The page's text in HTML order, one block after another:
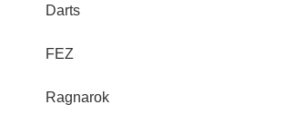
Darts
FEZ
Ragnarok